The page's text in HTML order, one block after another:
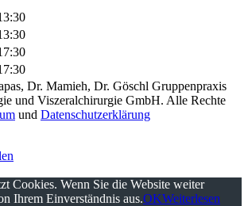
Dr. Mamieh, Dr. Göschl Gruppenpraxis
und Viszeralchirurgie GmbH. Alle Rechte
und Datenschutzerklärung
Cookies. Wenn Sie die Website weiter
Ihrem Einverständnis aus.OKWeiterlesen